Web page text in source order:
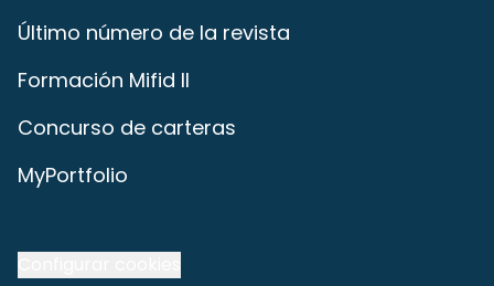
Último número de la revista
Formación Mifid II
Concurso de carteras
MyPortfolio